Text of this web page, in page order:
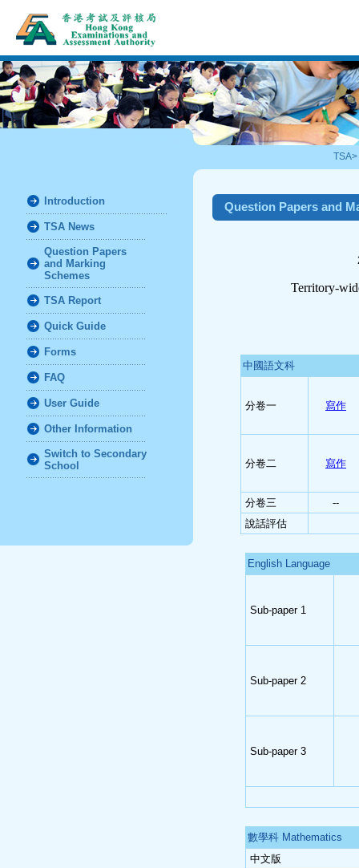
TSA>
Introduction
TSA News
Question Papers
and Marking
Schemes
TSA Report
Quick Guide
Forms
FAQ
User Guide
Other Information
Switch to Secondary
School
Question Papers and
Territory-
中國語文科
分卷一 寫作
分卷二 寫作
分卷三
--
說話評估
English Language
Sub-paper 1
Sub-paper 2
Sub-paper 3
數學科 Mathematics
中文版